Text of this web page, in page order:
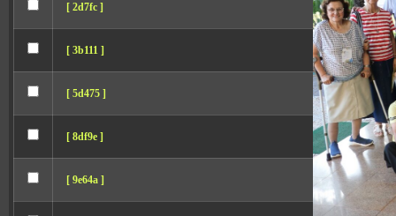
[ 2d7fc ]
[ 3b111 ]
[ 5d475 ]
[ 8df9e ]
[ 9e64a ]